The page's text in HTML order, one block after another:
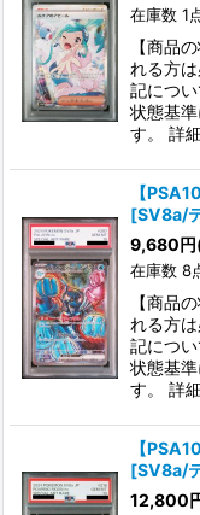
在庫数 1
【商品
れる方
記につ
状態基
す。 詳
【
[SV8a/
9,680円
在庫数 8
【商品
れる方
記につ
状態基
す。 詳
【
[SV8a/
12,800